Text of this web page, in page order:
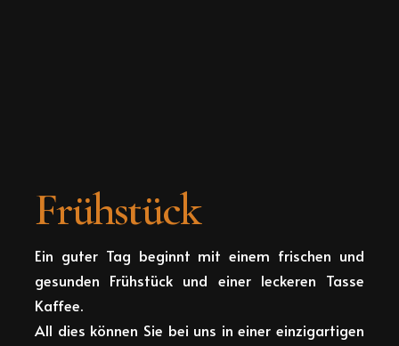
Frühstück
Ein guter Tag beginnt mit einem frischen und
gesunden Frühstück und einer leckeren Tasse
Kaffee.
All dies können Sie bei uns in einer einzigartigen